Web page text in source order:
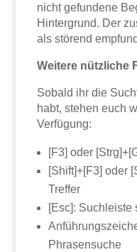
nicht gefundene
Hintergrund. Der
als störend
Weitere nützliche
Sobald ihr die
habt, stehen euch
Verfügung:
[F3] oder
[Shift]+[F3] oder
Treffer
[Esc]: Suchleiste
Phrasensuche